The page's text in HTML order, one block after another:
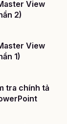
View
2)
View
1)
tra chính tả